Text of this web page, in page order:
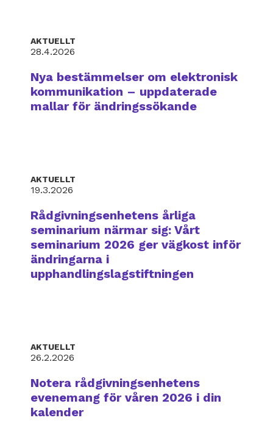
AKTUELLT
28.4.2026
Nya bestämmelser om elektronisk
kommunikation – uppdaterade
mallar för ändringssökande
AKTUELLT
19.3.2026
Rådgivningsenhetens årliga
seminarium närmar sig: Vårt
seminarium 2026 ger vägkost inför
ändringarna i
upphandlingslagstiftningen
AKTUELLT
26.2.2026
Notera rådgivningsenhetens
evenemang för våren 2026 i din
kalender